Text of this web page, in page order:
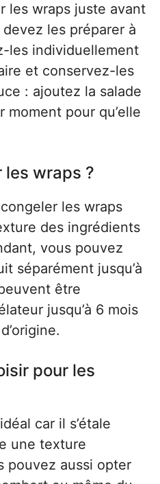
les wraps juste avant
les préparer à
les individuellement
et conservez-les
: ajoutez la salade
moment pour qu’elle
les wraps ?
les wraps
des ingrédients
vous pouvez
séparément jusqu’à
être
jusqu’à 6 mois
pour les
car il s’étale
une texture
pouvez aussi opter